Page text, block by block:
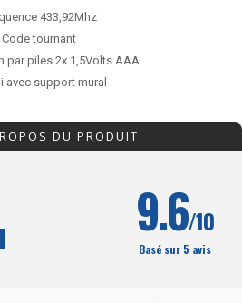
433,92Mhz
Code tournant
par piles 2x 1,5Volts AAA
avec support mural
DU PRODUIT
9.6/10
Basé sur 5 avis